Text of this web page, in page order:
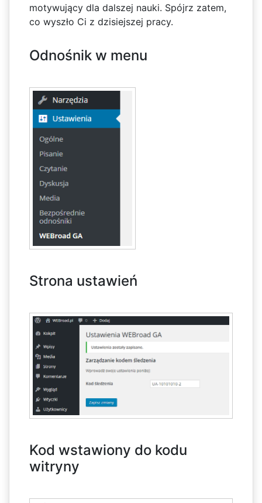
motywujący dla dalszej nauki. Spójrz zatem,
co wyszło Ci z dzisiejszej pracy.
Odnośnik w menu
Strona ustawień
Kod wstawiony do kodu
witryny